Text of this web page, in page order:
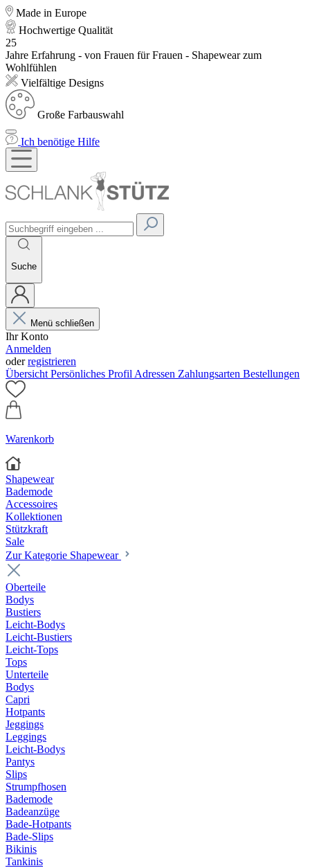
Made in Europe
Hochwertige Qualität
25
Jahre Erfahrung - von Frauen für Frauen - Shapewear zum
Wohlfühlen
Vielfältige Designs
Große Farbauswahl
Ich benötige Hilfe
Suche
Menü schließen
Ihr Konto
Anmelden
oderregistrieren
Übersicht Persönliches Profil Adressen Zahlungsarten Bestellungen
Warenkorb
Shapewear
Bademode
Accessoires
Kollektionen
Stützkraft
Sale
Zur Kategorie Shapewear
Oberteile
Bodys
Bustiers
Leicht-Bodys
Leicht-Bustiers
Leicht-Tops
Tops
Unterteile
Bodys
Capri
Hotpants
Jeggings
Leggings
Leicht-Bodys
Pantys
Slips
Strumpfhosen
Bademode
Badeanzüge
Bade-Hotpants
Bade-Slips
Bikinis
Tankinis